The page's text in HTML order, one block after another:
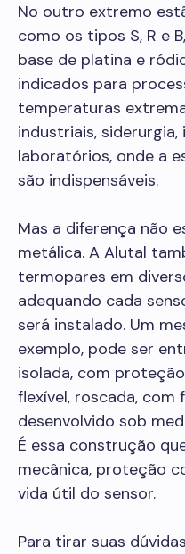
No outro extremo
como os tipos S, R e
base de platina e
indicados para
temperaturas
industriais,
laboratórios, onde a
são indispensáveis.
Mas a diferença não
metálica. A Alutal
termopares em
adequando cada
será instalado. Um
exemplo, pode ser
isolada, com
flexível, roscada, com
desenvolvido sob
É essa construção
mecânica, proteção
vida útil do sensor.
Para tirar suas